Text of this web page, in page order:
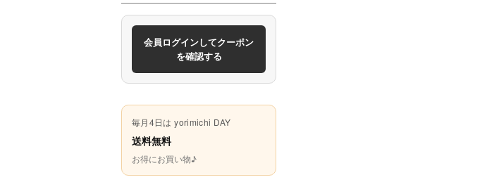
会員ログインしてクーポン
を確認する
毎月4日は yorimichi DAY
送料無料
お得にお買い物♪